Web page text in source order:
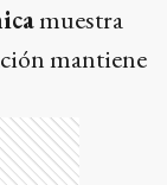
muestra
mantiene